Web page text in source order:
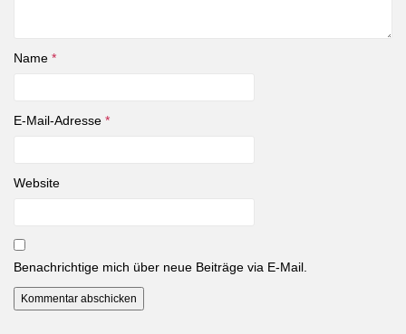
Name *
E-Mail-Adresse *
Website
Benachrichtige mich über neue Beiträge via E-Mail.